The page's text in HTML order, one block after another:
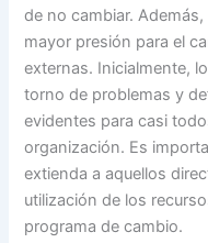
de no cambiar.
mayor presión para el
externas. Inicialmente,
torno de problemas y
evidentes para casi
organización. Es
extienda a aquellos
utilización de los
programa de cambio.